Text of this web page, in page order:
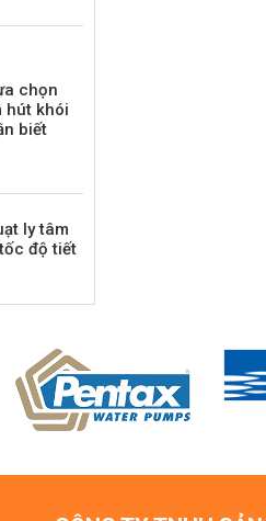
chọn
hút khói
biết
ly tâm
độ tiết